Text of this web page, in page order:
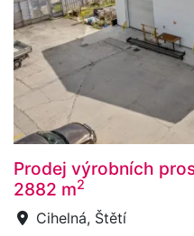
Prodej výrobních
2882 m2
Cihelná, Štětí